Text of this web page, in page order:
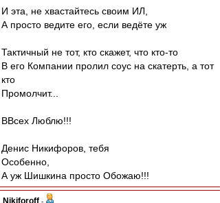
И эта, не хвастайтесь своим ИЛ,
А просто ведите его, если ведёте уж
Тактичный не тот, кто скажет, что кто-то
В его Компании пролил соус на скатерть, а тот
кто
Промолчит...
ВВсех Люблю!!!
Денис Никифоров, тебя
Особенно,
А уж Шишкина просто Обожаю!!!
Nikiforoff -